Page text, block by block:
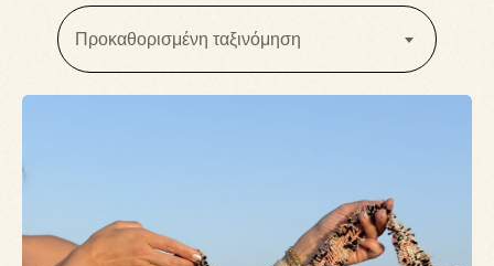
Προκαθορισμένη ταξινόμηση